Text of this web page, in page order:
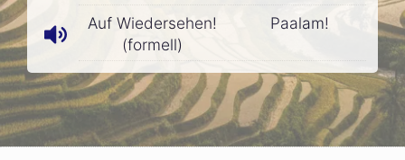
Auf Wiedersehen!
(formell)
Paalam!